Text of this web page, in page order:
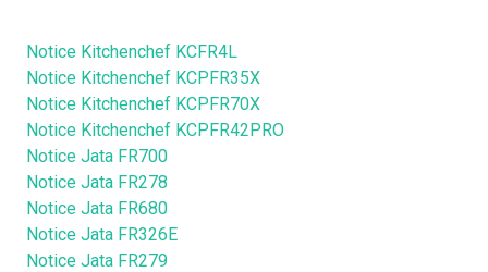
Notice Kitchenchef KCFR4L
Notice Kitchenchef KCPFR35X
Notice Kitchenchef KCPFR70X
Notice Kitchenchef KCPFR42PRO
Notice Jata FR700
Notice Jata FR278
Notice Jata FR680
Notice Jata FR326E
Notice Jata FR279